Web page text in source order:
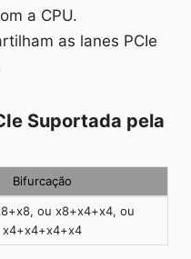
a CPU.
as lanes PCIe
Suportada pela
Bifurcação
ou x8+x4+x4, ou
x4+x4+x4+x4